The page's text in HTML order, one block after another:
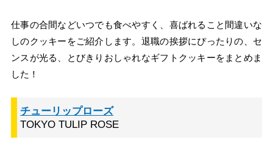
仕事の合間などいつでも食べやすく、喜ばれること間違いな
しのクッキーをご紹介します。退職の挨拶にぴったりの、セ
ンスが光る、とびきりおしゃれなギフトクッキーをまとめま
した！
チューリップローズ
TOKYO TULIP ROSE